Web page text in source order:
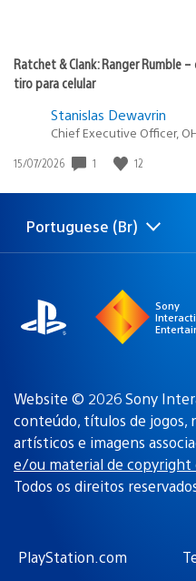
Ratchet & Clank: Ranger Rumble
tiro para celular
Stanislas Dewavrin
Chief Executive Officer,
Data
publicação:
15/07/2026 1 12
Selecione
uma
Região
atual:
Portuguese (Br)
Sony
Website © 2026 Sony
conteúdo, títulos de jogos,
artísticos e imagens
e/ou material de copyright
Todos os direitos
PlayStation.com